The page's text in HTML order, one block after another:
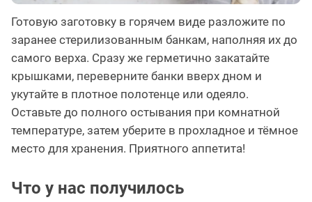
Готовую заготовку в горячем виде разложите по
заранее стерилизованным банкам, наполняя их до
самого верха. Сразу же герметично закатайте
крышками, переверните банки вверх дном и
укутайте в плотное полотенце или одеяло.
Оставьте до полного остывания при комнатной
температуре, затем уберите в прохладное и тёмное
место для хранения. Приятного аппетита!
Что у нас получилось